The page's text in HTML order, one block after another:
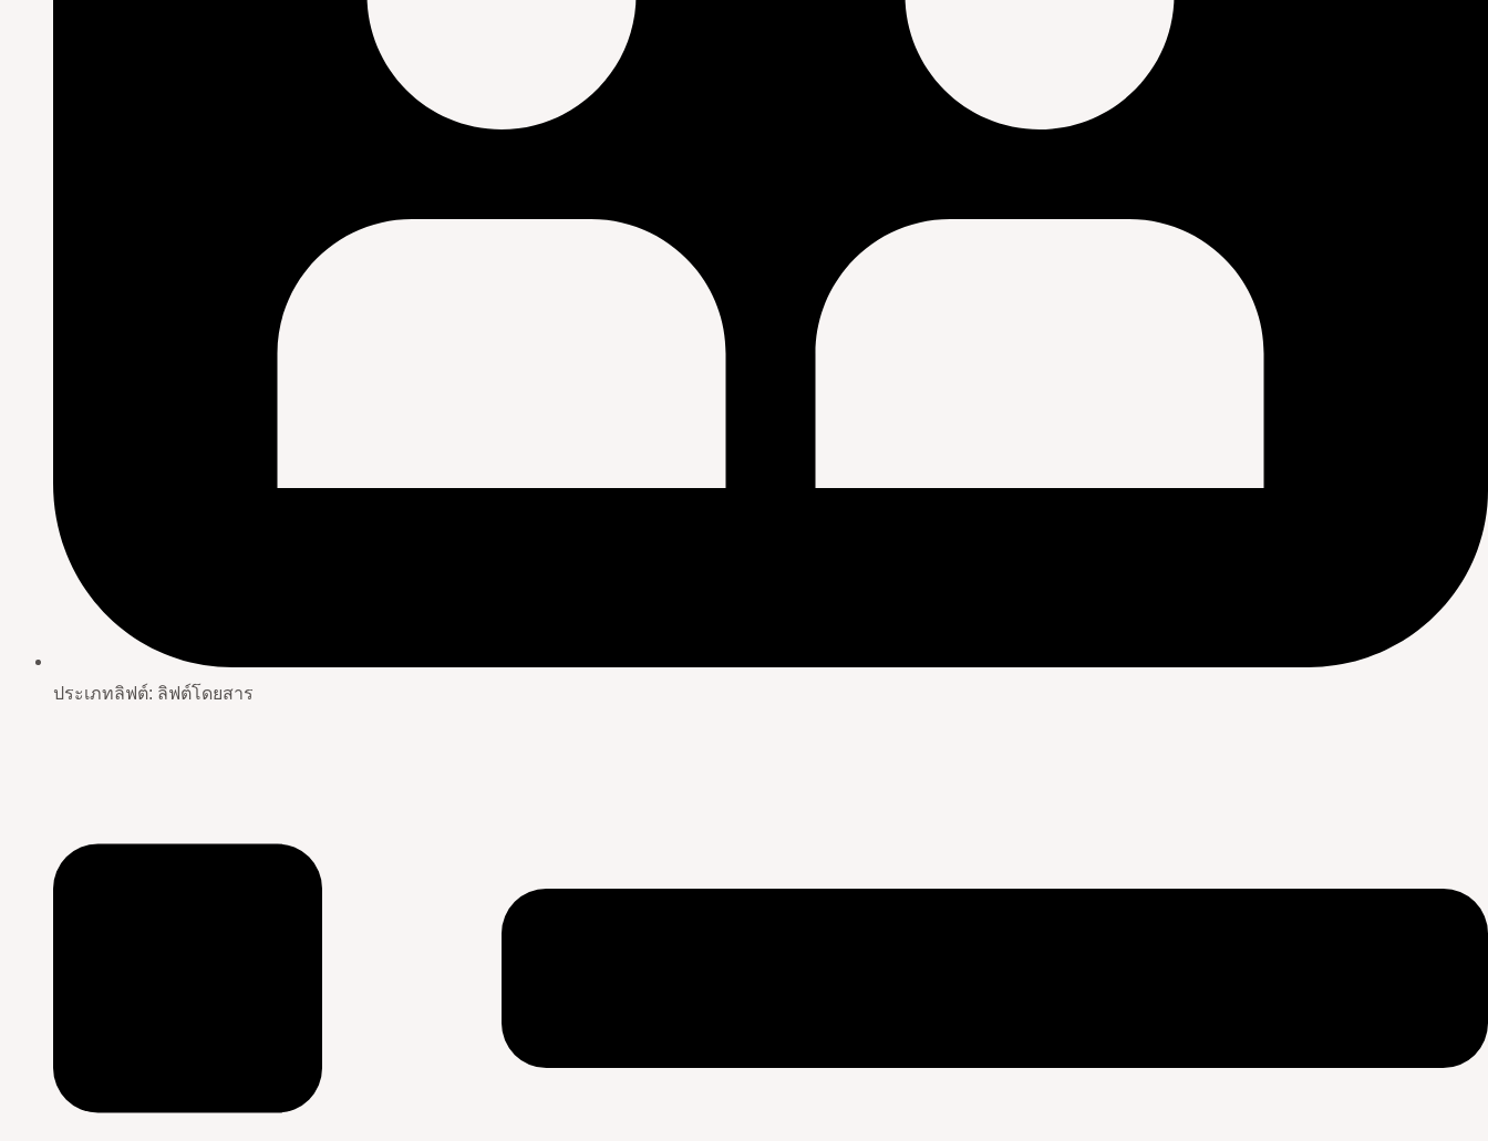
ประเภทลิฟต์: ลิฟต์โดยสาร